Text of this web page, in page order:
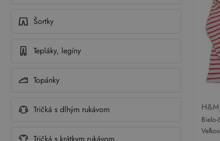
Šortky
Tepláky, legíny
Topánky
Tričká s dlhým rukávom
s